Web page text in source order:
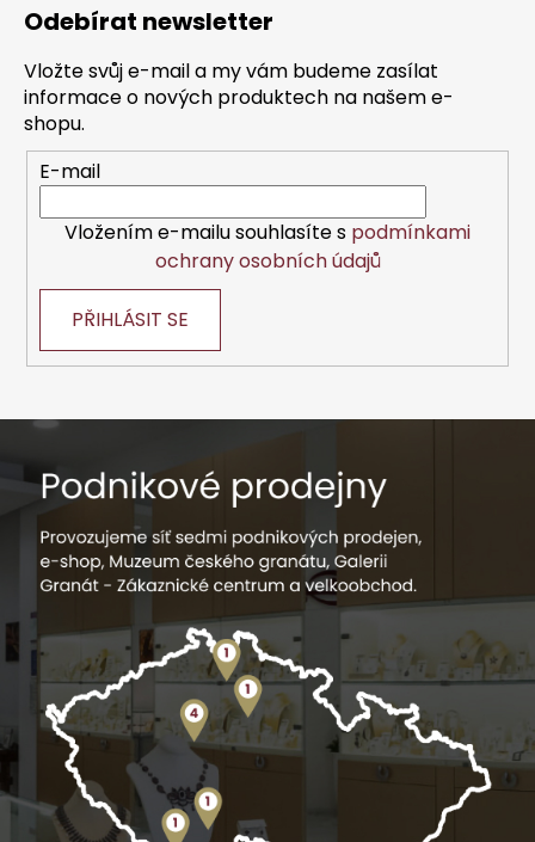
Odebírat newsletter
Vložte svůj e-mail a my vám budeme zasílat
informace o nových produktech na našem e-
shopu.
E-mail
Vložením e-mailu souhlasíte s podmínkami
ochrany osobních údajů
PŘIHLÁSIT SE